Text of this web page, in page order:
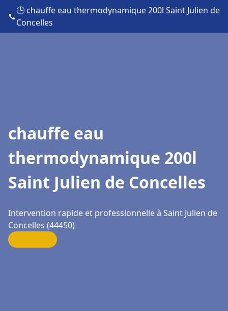
📞
🕒 chauffe eau thermodynamique 200l Saint Julien de
Concelles
chauffe eau
thermodynamique 200l
Saint Julien de Concelles
Intervention rapide et professionnelle à Saint Julien de
Concelles (44450)